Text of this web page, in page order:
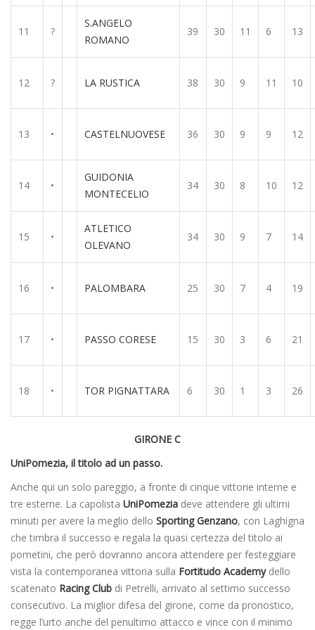
11 ?
S.ANGELO
ROMANO
39 30 11 6 13
12 ? LA RUSTICA 38 30 9 11 10
13 • CASTELNUOVESE 36 30 9 9 12
14 •
GUIDONIA
MONTECELIO
34 30 8 10 12
15 •
ATLETICO
OLEVANO
34 30 9 7 14
16 • PALOMBARA 25 30 7 4 19
17 • PASSO CORESE 15 30 3 6 21
18 • TOR PIGNATTARA 6 30 1 3 26
GIRONE C
UniPomezia, il titolo ad un passo.
Anche qui un solo pareggio, a fronte di cinque vittorie interne e
tre esterne. La capolista UniPomezia deve attendere gli ultimi
minuti per avere la meglio dello Sporting Genzano, con Laghigna
che timbra il successo e regala la quasi certezza del titolo ai
pometini, che però dovranno ancora attendere per festeggiare
vista la contemporanea vittoria sulla Fortitudo Academydello
scatenato Racing Club di Petrelli, arrivato al settimo successo
consecutivo. La miglior difesa del girone, come da pronostico,
regge l’urto anche del penultimo attacco e vince con il minimo